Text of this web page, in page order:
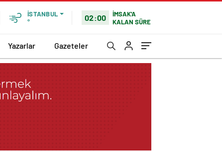
İSTANBUL
°
02:00
İMSAK'A
KALAN SÜRE
Yazarlar Gazeteler